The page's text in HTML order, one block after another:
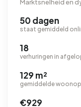
Marktsnelheid en
50 dagen
staat gemiddeld
18
verhuringen in
129 m²
gemiddelde
€929